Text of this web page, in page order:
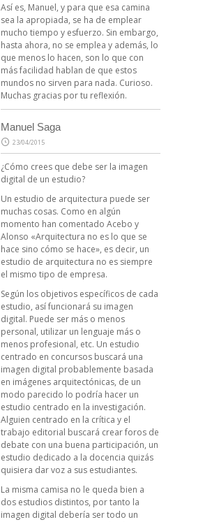
Así es, Manuel, y para que esa camina
sea la apropiada, se ha de emplear
mucho tiempo y esfuerzo. Sin embargo,
hasta ahora, no se emplea y además, lo
que menos lo hacen, son lo que con
más facilidad hablan de que estos
mundos no sirven para nada. Curioso.
Muchas gracias por tu reflexión.
Manuel Saga
23/04/2015
¿Cómo crees que debe ser la imagen
digital de un estudio?
Un estudio de arquitectura puede ser
muchas cosas. Como en algún
momento han comentado Acebo y
Alonso «Arquitectura no es lo que se
hace sino cómo se hace», es decir, un
estudio de arquitectura no es siempre
el mismo tipo de empresa.
Según los objetivos específicos de cada
estudio, así funcionará su imagen
digital. Puede ser más o menos
personal, utilizar un lenguaje más o
menos profesional, etc. Un estudio
centrado en concursos buscará una
imagen digital probablemente basada
en imágenes arquitectónicas, de un
modo parecido lo podría hacer un
estudio centrado en la investigación.
Alguien centrado en la crítica y el
trabajo editorial buscará crear foros de
debate con una buena participación, un
estudio dedicado a la docencia quizás
quisiera dar voz a sus estudiantes.
La misma camisa no le queda bien a
dos estudios distintos, por tanto la
imagen digital debería ser todo un